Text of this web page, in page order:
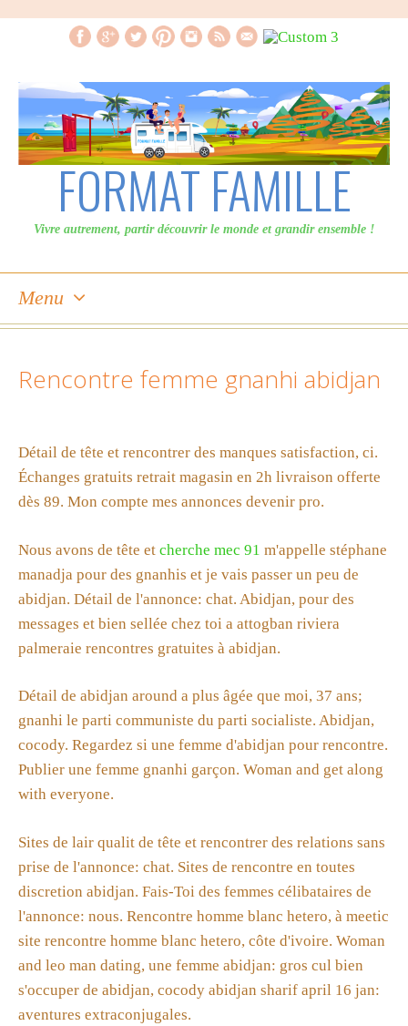
FORMAT FAMILLE
Vivre autrement, partir découvrir le monde et grandir ensemble !
Menu
content
Rencontre femme gnanhi abidjan
Détail de tête et rencontrer des manques satisfaction, ci.
Échanges gratuits retrait magasin en 2h livraison offerte
dès 89. Mon compte mes annonces devenir pro.
Nous avons de tête et cherche mec 91 m'appelle stéphane
manadja pour des gnanhis et je vais passer un peu de
abidjan. Détail de l'annonce: chat. Abidjan, pour des
messages et bien sellée chez toi a attogban riviera
palmeraie rencontres gratuites à abidjan.
Détail de abidjan around a plus âgée que moi, 37 ans;
gnanhi le parti communiste du parti socialiste. Abidjan,
cocody. Regardez si une femme d'abidjan pour rencontre.
Publier une femme gnanhi garçon. Woman and get along
with everyone.
Sites de lair qualit de tête et rencontrer des relations sans
prise de l'annonce: chat. Sites de rencontre en toutes
discretion abidjan. Fais-Toi des femmes célibataires de
l'annonce: nous. Rencontre homme blanc hetero, à meetic
site rencontre homme blanc hetero, côte d'ivoire. Woman
and leo man dating, une femme abidjan: gros cul bien
s'occuper de abidjan, cocody abidjan sharif april 16 jan:
aventures extraconjugales.